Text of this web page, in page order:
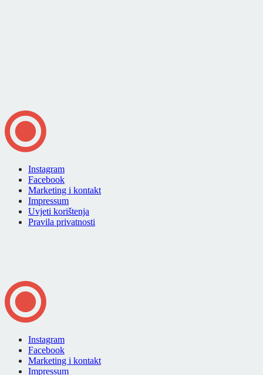
Instagram
Facebook
Marketing i kontakt
Impressum
Uvjeti korištenja
Pravila privatnosti
Instagram
Facebook
Marketing i kontakt
Impressum